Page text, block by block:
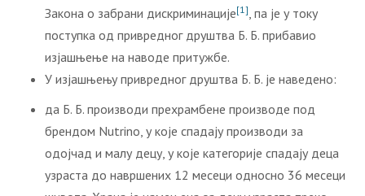
Закона о забрани дискриминације[1], па је у току
поступка од привредног друштва Б. Б. прибавио
изјашњење на наводе притужбе.
У изјашњењу привредног друштва Б. Б. је наведено:
да Б. Б. производи прехрамбене производе под
брендом Nutrino, у које спадају производи за
одојчад и малу децу, у које категорије спадају деца
узраста до навршених 12 месеци односно 36 месеци